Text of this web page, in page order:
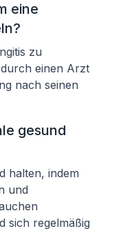
eine
zu
einen Arzt
nach seinen
gesund
halten, indem
und
sich regelmäßig